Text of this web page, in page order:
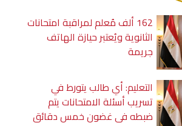
162 ألف مُعلم لمراقبة امتحانات
الثانوية ويُعتبر حيازة الهاتف
جريمة
التعليم: أي طالب يتورط في
تسريب أسئلة الامتحانات يتم
ضبطه في غضون خمس دقائق